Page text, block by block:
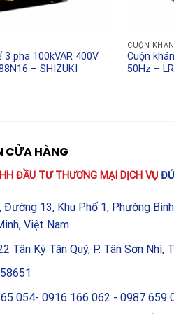
nên chọn Cuộn
luôn đi đầu trong việc nghiên
kháng lõi nhôm SHIHLIN
kháng lõi nhôm SHIHLIN SH-
bị chất lượng mà còn là sự an
pha 100kVAR 400V
– SHIZUKI
CUỘN
Cuộn
50Hz –
CỬA HÀNG
ĐẦU TƯ THƯƠNG MẠI DỊCH VỤ
Đường 13, Khu Phố 1, Phường
Việt Nam
Tân Kỳ Tân Quý, P. Tân Sơn Nhì,
054- 0916 166 062 - 0987 659